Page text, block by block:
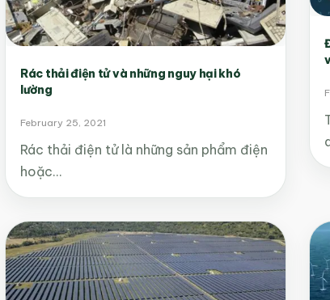
Rác thải điện tử và những nguy hại khó
lường
February 25, 2021
Rác thải điện tử là những sản phẩm điện
hoặc…